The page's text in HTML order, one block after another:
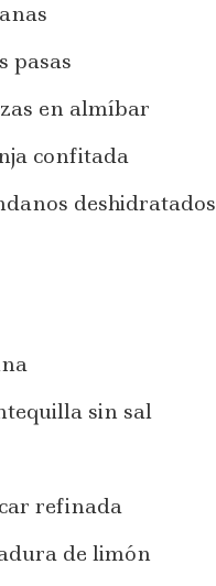
pasas
en almíbar
confitada
deshidratados
sin sal
refinada
de limón